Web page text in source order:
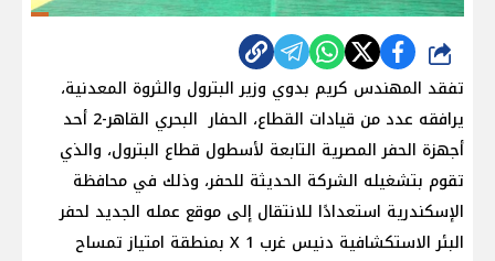
شارك
تفقد المهندس كريم بدوي وزير البترول والثروة المعدنية،
يرافقه عدد من قيادات القطاع، الحفار البحري القاهر-2 أحد
أجهزة الحفر المصرية التابعة لأسطول قطاع البترول، والذي
تقوم بتشغيله الشركة الحديثة للحفر، وذلك في محافظة
الإسكندرية استعدادًا للانتقال إلى موقع عمله الجديد لحفر
البئر الاستكشافية دنيس غرب 1 X بمنطقة امتياز تمساح